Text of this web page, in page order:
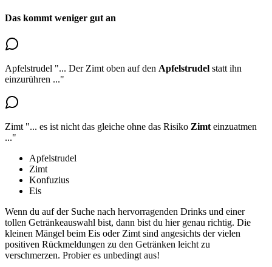
Das kommt weniger gut an
Apfelstrudel "... Der Zimt oben auf den Apfelstrudel statt ihn
einzurühren ..."
Zimt "... es ist nicht das gleiche ohne das Risiko Zimt einzuatmen
..."
Apfelstrudel
Zimt
Konfuzius
Eis
Wenn du auf der Suche nach hervorragenden Drinks und einer
tollen Getränkeauswahl bist, dann bist du hier genau richtig. Die
kleinen Mängel beim Eis oder Zimt sind angesichts der vielen
positiven Rückmeldungen zu den Getränken leicht zu
verschmerzen. Probier es unbedingt aus!